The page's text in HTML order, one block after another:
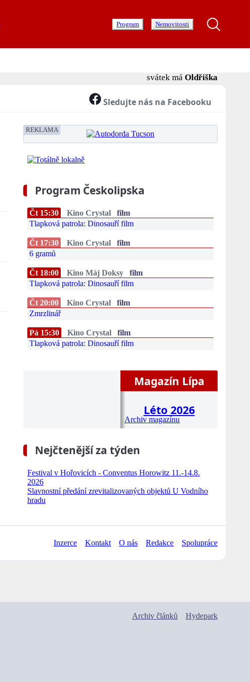
Program Nemovitosti
svátek má Oldřiška
Sledujte nás na Facebooku
REKLAMA
Program Českolipska
Čt 15:30 Kino Crystal
film
Tlapková patrola: Dinosauří film
Čt 17:30 Kino Crystal
film
6 gramů
Čt 18:00 Kino Máj Doksy
film
Tlapková patrola: Dinosauří film
Čt 20:00 Kino Crystal
film
Zmrzlinář
Pá 15:30 Kino Crystal
film
Tlapková patrola: Dinosauří film
Magazín Lípa
Léto 2026
Archiv magazínu
Nejčtenější za týden
Festival v Hořovicích - Conventus Horowitz 11.-14.8.
2026
Slavnostní předání zrevitalizovaných objektů U Vodního
hradu
Inzerce Kontakt O nás Redakce Spolupráce
Archiv článků Hydepark